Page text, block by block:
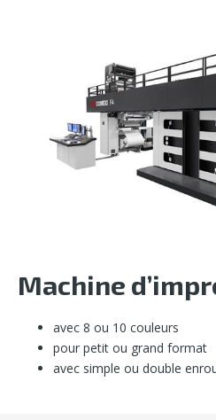
Machine
avec 8 ou 10 couleurs
pour petit ou grand format
avec simple ou double